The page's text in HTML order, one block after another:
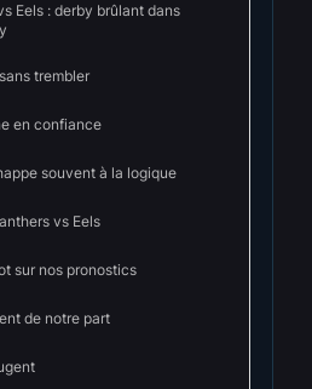
Eels : derby brûlant dans
trembler
en confiance
souvent à la logique
vs Eels
sur nos pronostics
de notre part